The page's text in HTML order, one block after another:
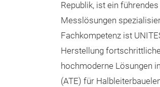
Republik, ist ein
Messlösungen
Fachkompetenz ist
Herstellung
hochmoderne Lösungen
(ATE) für